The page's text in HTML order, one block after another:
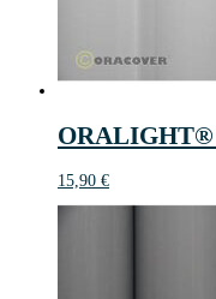
ORALIGHT®
15,90 €